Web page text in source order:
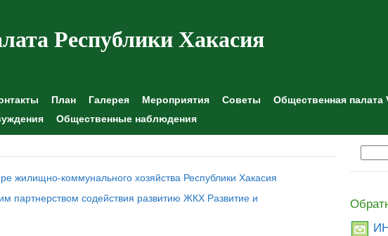
Республики Хакасия
План Галерея Мероприятия Советы Общественная палата
Общественные наблюдения
жилищно-коммунального хозяйства Республики Хакасия
партнерством содействия развитию ЖКХ Развитие и